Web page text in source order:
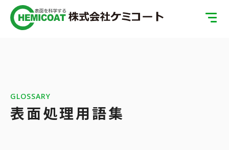
ISOへの取り組み
GLOSSARY
表面処理用語集